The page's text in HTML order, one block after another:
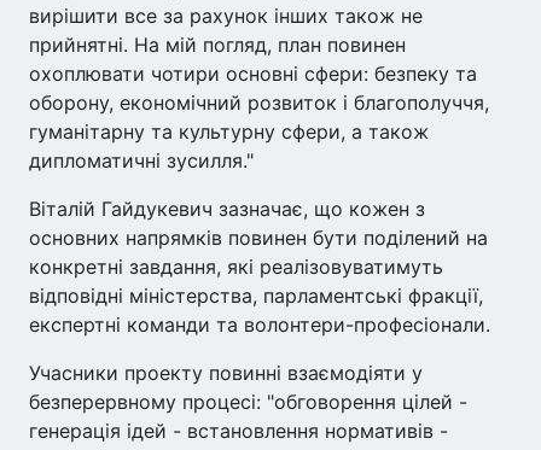
вирішити все за рахунок інших також не
прийнятні. На мій погляд, план повинен
охоплювати чотири основні сфери: безпеку та
оборону, економічний розвиток і благополуччя,
гуманітарну та культурну сфери, а також
дипломатичні зусилля."
Віталій Гайдукевич зазначає, що кожен з
основних напрямків повинен бути поділений на
конкретні завдання, які реалізовуватимуть
відповідні міністерства, парламентські фракції,
експертні команди та волонтери-професіонали.
Учасники проекту повинні взаємодіяти у
безперервному процесі: "обговорення цілей -
генерація ідей - встановлення нормативів -